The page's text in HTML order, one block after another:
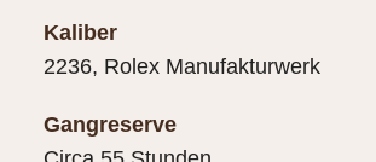
Kaliber
2236, Rolex Manufakturwerk
Gangreserve